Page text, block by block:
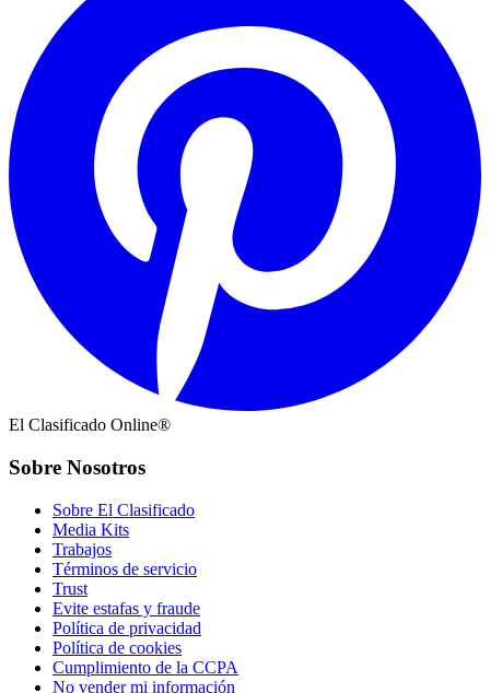
El Clasificado Online®
Sobre Nosotros
Sobre El Clasificado
Media Kits
Trabajos
Términos de servicio
Trust
Evite estafas y fraude
Política de privacidad
Política de cookies
Cumplimiento de la CCPA
No vender mi información